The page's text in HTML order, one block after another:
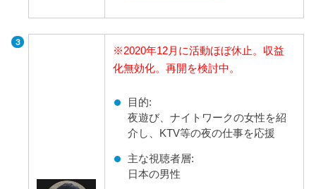
※2020年12月に活動ほぼ休止。収益
化無効化。再開を検討中。
目的:
夜遊び、ナイトワークの女性を紹
介し、KTV等の夜の仕事を応援
主な視聴者層:
日本の男性